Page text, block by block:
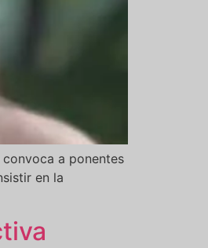
a ponentes
en la